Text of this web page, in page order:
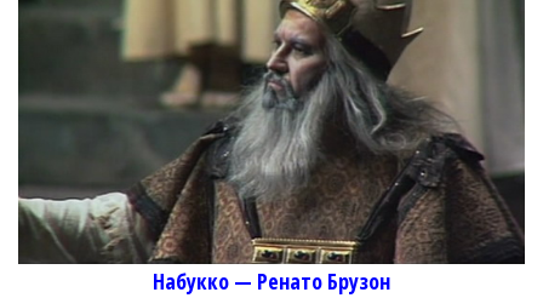
Набукко — Ренато Брузон